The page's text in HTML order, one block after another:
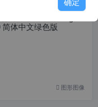
简体中文绿色版
图形图像